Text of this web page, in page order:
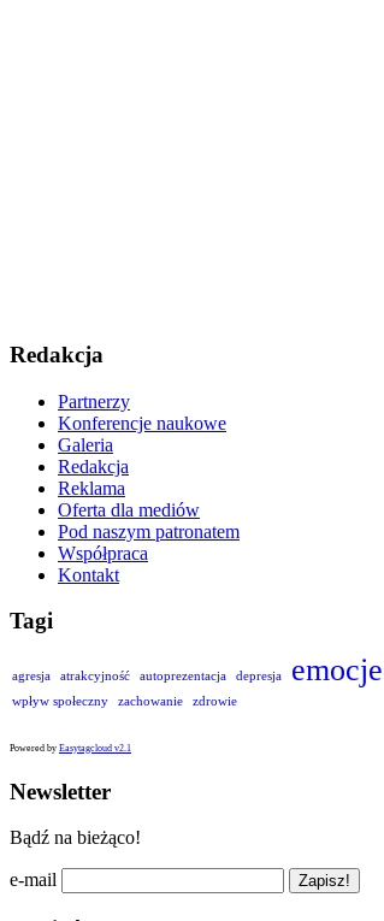
Redakcja
Partnerzy
Konferencje naukowe
Galeria
Redakcja
Reklama
Oferta dla mediów
Pod naszym patronatem
Współpraca
Kontakt
Tagi
agresja atrakcyjność autoprezentacja depresja emocje
wpływ społeczny
zachowanie zdrowie
Powered by Easytagcloud v2.1
Newsletter
Bądź na bieżąco!
e-mail